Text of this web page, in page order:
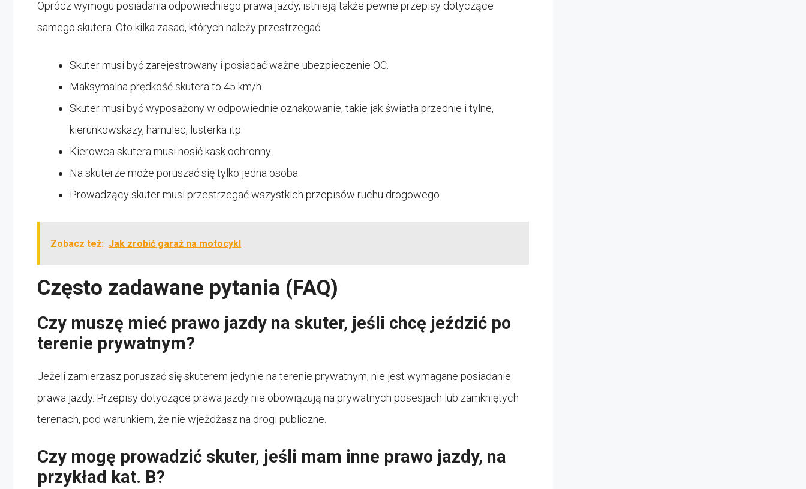
Oprócz wymogu posiadania odpowiedniego prawa jazdy, istnieją także pewne przepisy dotyczące
samego skutera. Oto kilka zasad, których należy przestrzegać:
Skuter musi być zarejestrowany i posiadać ważne ubezpieczenie OC.
Maksymalna prędkość skutera to 45 km/h.
Skuter musi być wyposażony w odpowiednie oznakowanie, takie jak światła przednie i tylne,
kierunkowskazy, hamulec, lusterka itp.
Kierowca skutera musi nosić kask ochronny.
Na skuterze może poruszać się tylko jedna osoba.
Prowadzący skuter musi przestrzegać wszystkich przepisów ruchu drogowego.
Zobacz też: Jak zrobić garaż na motocykl
Często zadawane pytania (FAQ)
Czy muszę mieć prawo jazdy na skuter, jeśli chcę jeździć po
terenie prywatnym?
Jeżeli zamierzasz poruszać się skuterem jedynie na terenie prywatnym, nie jest wymagane posiadanie
prawa jazdy. Przepisy dotyczące prawa jazdy nie obowiązują na prywatnych posesjach lub zamkniętych
terenach, pod warunkiem, że nie wjeżdżasz na drogi publiczne.
Czy mogę prowadzić skuter, jeśli mam inne prawo jazdy, na
przykład kat. B?